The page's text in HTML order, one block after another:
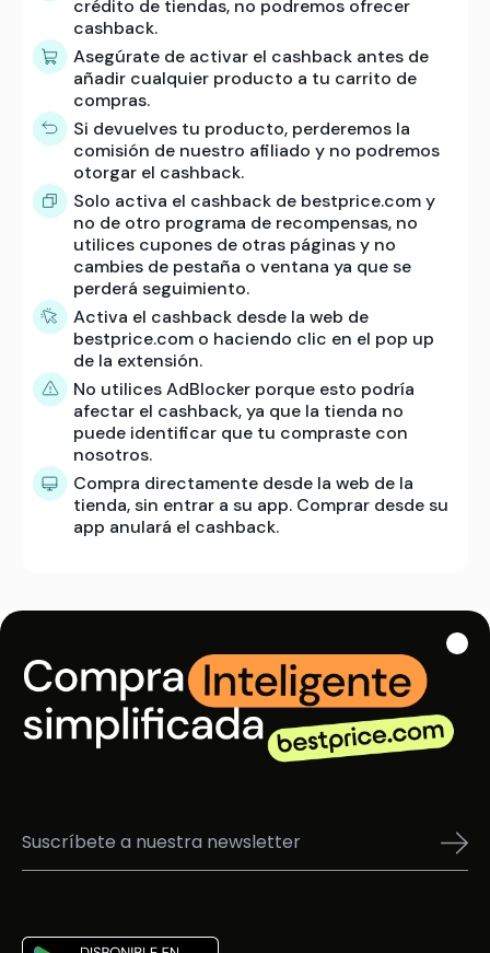
crédito de tiendas, no podremos ofrecer
cashback.
Asegúrate de activar el cashback antes de
añadir cualquier producto a tu carrito de
compras.
Si devuelves tu producto, perderemos la
comisión de nuestro afiliado y no podremos
otorgar el cashback.
Solo activa el cashback de bestprice.com y
no de otro programa de recompensas, no
utilices cupones de otras páginas y no
cambies de pestaña o ventana ya que se
perderá seguimiento.
Activa el cashback desde la web de
bestprice.com o haciendo clic en el pop up
de la extensión.
No utilices AdBlocker porque esto podría
afectar el cashback, ya que la tienda no
puede identificar que tu compraste con
nosotros.
Compra directamente desde la web de la
tienda, sin entrar a su app. Comprar desde su
app anulará el cashback.